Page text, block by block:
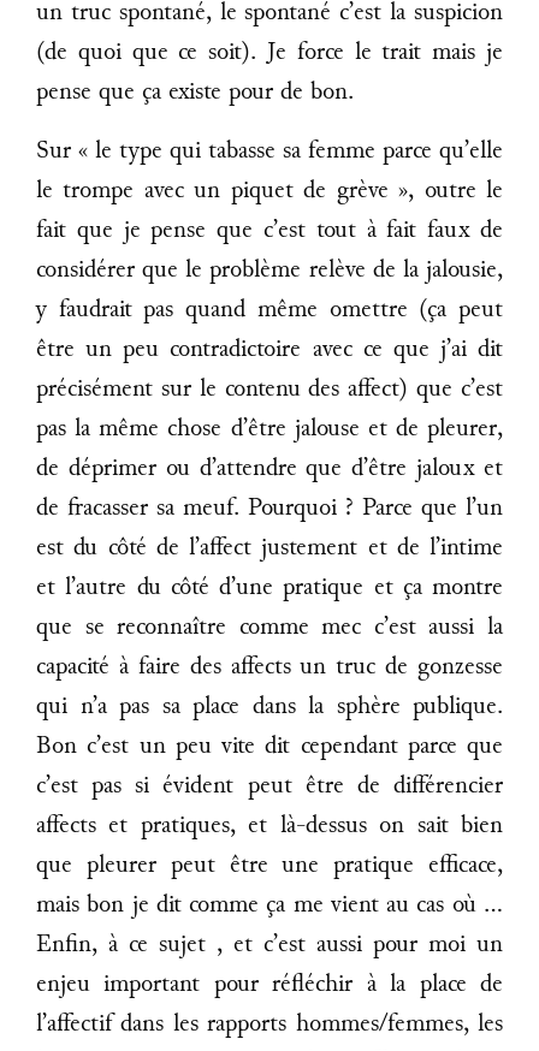
un truc spontané, le spontané c’est la suspicion
(de quoi que ce soit). Je force le trait mais je
pense que ça existe pour de bon.
Sur « le type qui tabasse sa femme parce qu’elle
le trompe avec un piquet de grève », outre le
fait que je pense que c’est tout à fait faux de
considérer que le problème relève de la jalousie,
y faudrait pas quand même omettre (ça peut
être un peu contradictoire avec ce que j’ai dit
précisément sur le contenu des affect) que c’est
pas la même chose d’être jalouse et de pleurer,
de déprimer ou d’attendre que d’être jaloux et
de fracasser sa meuf. Pourquoi ? Parce que l’un
est du côté de l’affect justement et de l’intime
et l’autre du côté d’une pratique et ça montre
que se reconnaître comme mec c’est aussi la
capacité à faire des affects un truc de gonzesse
qui n’a pas sa place dans la sphère publique.
Bon c’est un peu vite dit cependant parce que
c’est pas si évident peut être de différencier
affects et pratiques, et là-dessus on sait bien
que pleurer peut être une pratique efficace,
mais bon je dit comme ça me vient au cas où ...
Enfin, à ce sujet , et c’est aussi pour moi un
enjeu important pour réfléchir à la place de
l’affectif dans les rapports hommes/femmes, les